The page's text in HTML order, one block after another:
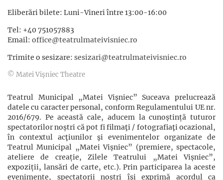
Eliberări bilete: Luni-Vineri între 13:00-16:00
Tel: +40 751057883
Email: office@teatrulmateivisniec.ro
Trimite o sesizare: sesizari@teatrulmateivisniec.ro
© Matei Vişniec Theatre
Teatrul Municipal „Matei Vișniec” Suceava prelucrează
datele cu caracter personal, conform Regulamentului UE nr.
2016/679. Pe această cale, aducem la cunoștință tuturor
spectatorilor noștri că pot fi filmaţi / fotografiaţi ocazional,
în contextul acţiunilor şi evenimentelor organizate de
Teatrul Municipal „Matei Vișniec” (premiere, spectacole,
ateliere de creație, Zilele Teatrului „Matei Vișniec”,
expoziții, lansări de carte, etc.). Prin participarea la aceste
evenimente, spectatorii noștri își exprimă acordul ca